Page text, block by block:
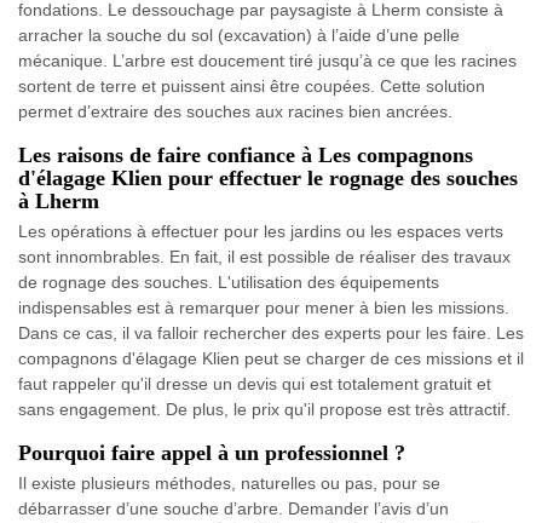
fondations. Le dessouchage par paysagiste à Lherm consiste à
arracher la souche du sol (excavation) à l’aide d’une pelle
mécanique. L’arbre est doucement tiré jusqu’à ce que les racines
sortent de terre et puissent ainsi être coupées. Cette solution
permet d’extraire des souches aux racines bien ancrées.
Les raisons de faire confiance à Les compagnons
d'élagage Klien pour effectuer le rognage des souches
à Lherm
Les opérations à effectuer pour les jardins ou les espaces verts
sont innombrables. En fait, il est possible de réaliser des travaux
de rognage des souches. L'utilisation des équipements
indispensables est à remarquer pour mener à bien les missions.
Dans ce cas, il va falloir rechercher des experts pour les faire. Les
compagnons d'élagage Klien peut se charger de ces missions et il
faut rappeler qu'il dresse un devis qui est totalement gratuit et
sans engagement. De plus, le prix qu'il propose est très attractif.
Pourquoi faire appel à un professionnel ?
Il existe plusieurs méthodes, naturelles ou pas, pour se
débarrasser d’une souche d’arbre. Demander l’avis d’un